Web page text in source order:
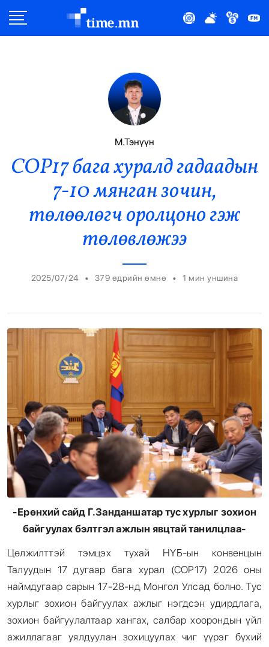
Эдийн Засаг
Нийтлэлчийн Булан
Эрүүл Мэнд
Орон Нутаг
Эрэн Сурвалжилга
М.Тэнүүн
COP17 бага хуралд гадаадын
7-10 мянган зочин,
төлөөлөгч оролцоно гэж
төлөвлөжээ
2025/07/24 • 379 өдрийн өмнө • 1 мин уншина
-Ерөнхий сайд Г.Занданшатар тус хурлыг зохион
байгуулах бэлтгэл ажлын явцтай танилцлаа-
Цөлжилттэй тэмцэх тухай НҮБ-ын конвенцын
Талуудын 17 дугаар бага хурал (COP17) 2026 оны
наймдугаар сарын 17-28-нд Монгол Улсад болно. Тус
хурлыг зохион байгуулах ажлыг нэгдсэн удирдлага,
зохион байгуулалтаар хангах, салбар хоорондын үйл
ажиллагааг уялдуулан зохицуулах чиг үүрэг бүхий